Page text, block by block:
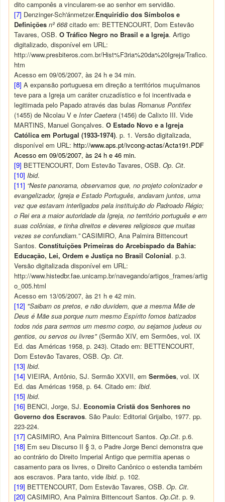
dito camponês a vincularem-se ao senhor em servidão.
[7] Denzinger-Sch'ánmetzer.Enquirídio dos Símbolos e
Definições nº 668citado em: BETTENCOURT, Dom Estevão
Tavares, OSB.O Tráfico Negro no Brasil e a Igreja. Artigo
digitalizado, disponível em URL:
http://www.presbiteros.com.br/Hist%F3ria%20da%20Igreja/Trafico.
htm
Acesso em 09/05/2007, às 24 h e 34 min.
[8] A expansão portuguesa em direção a territórios muçulmanos
teve para a Igreja um caráter cruzadístico e foi incentivada e
legitimada pelo Papado através das bulasRomanus Pontifex
(1455) de Nicolau V eInter Caetera (1456) de Calixto III. Vide
MARTINS, Manuel Gonçalves.O Estado Novo e a Igreja
Católica em Portugal (1933-1974). p. 1. Versão digitalizada,
disponível em URL: http://www.aps.pt/ivcong-actas/Acta191.PDF
Acesso em 09/05/2007, às 24 h e 46 min.
[9] BETTENCOURT, Dom Estevão Tavares, OSB.Op.Cit.
[10] Ibid.
[11] “Neste panorama, observamos que, no projeto colonizador e
evangelizador, Igreja e Estado Português, andavam juntos, uma
vez que estavam interligados pela instituição do Padroado Régio;
o Rei era a maior autoridade da Igreja, no território português e em
suas colônias, e tinha direitos e deveres religiosos que muitas
vezes se confundiam.”CASIMIRO, Ana Palmira Bittencourt
Santos.Constituições Primeiras do Arcebispado da Bahia:
Educação, Lei, Ordem e Justiça no Brasil Colonial. p.3.
Versão digitalizada disponível em URL:
http://www.histedbr.fae.unicamp.br/navegando/artigos_frames/artig
o_005.html
Acesso em 13/05/2007, às 21 h e 42 min.
[12] "Saibam os pretos, e não duvidem, que a mesma Mãe de
Deus é Mãe sua porque num mesmo Espírito fomos batizados
todos nós para sermos um mesmo corpo, ou sejamos judeus ou
gentios, ou servos ou livres"(Sermão XIV, em Sermões, vol. IX
Ed. das Américas 1958, p. 243). Citado em: BETTENCOURT,
Dom Estevão Tavares, OSB.Op.Cit.
[13] Ibid.
[14] VIEIRA, Antônio, SJ. Sermão XXVII, emSermões, vol. IX
Ed. das Américas 1958, p. 64. Citado em:Ibid.
[15] Ibid.
[16] BENCI, Jorge, SJ. Economia Cristã dos Senhores no
Governo dos Escravos. São Paulo: Editorial Grijalbo, 1977. pp.
223-224.
[17] CASIMIRO, Ana Palmira Bittencourt Santos.Op.Cit. p.6.
[18] Em seu Discurso II § 3, o Padre Jorge Benci demonstra que
ao contrário do Direito Imperial Antigo que permitia apenas o
casamento para os livres, o Direito Canônico o estendia também
aos escravos. Para tanto, videIbid. p. 102.
[19] BETTENCOURT, Dom Estevão Tavares, OSB.Op.Cit.
[20] CASIMIRO, Ana Palmira Bittencourt Santos.Op.Cit. p. 9.